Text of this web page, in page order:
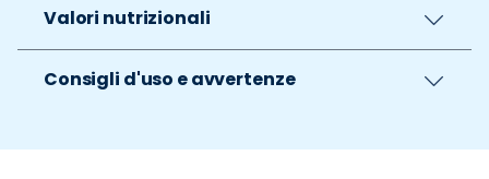
Valori nutrizionali
Consigli d'uso e avvertenze